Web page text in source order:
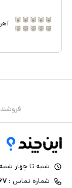
شنبه تا چهار شنبه از ۹ الی ۱۷ ، پنج شنبه ۹
شماره تماس :